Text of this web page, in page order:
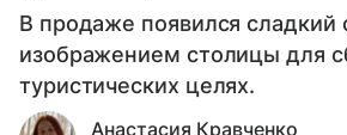
В продаже появился сладкий
изображением столицы для
туристических целях.
Анастасия Кравченко